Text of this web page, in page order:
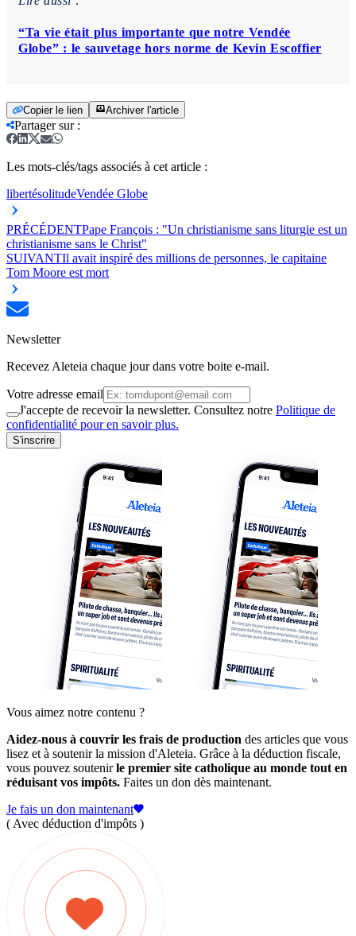
“Ta vie était plus importante que notre Vendée
Globe” : le sauvetage hors norme de Kevin Escoffier
Copier le lien Archiver l'article
Partager sur:
Les mots-clés/tags associés à cet article :
libertésolitudeVendée Globe
PRÉCÉDENTPape François : "Un christianisme sans liturgie est un
christianisme sans le Christ"
SUIVANTIl avait inspiré des millions de personnes, le capitaine
Tom Moore est mort
Newsletter
Recevez Aleteia chaque jour dans votre boite e-mail.
Votre adresse email
J'accepte de recevoir la newsletter. Consultez notre Politique de
confidentialité pour en savoir plus.
S'inscrire
Vous aimez notre contenu ?
Aidez-nous à couvrir les frais de production des articles que vous
lisez et à soutenir la mission d'Aleteia. Grâce à la déduction fiscale,
vous pouvez soutenirle premier site catholique au monde tout en
réduisant vos impôts. Faites un don dès maintenant.
Je fais un don maintenant
( Avec déduction d'impôts )